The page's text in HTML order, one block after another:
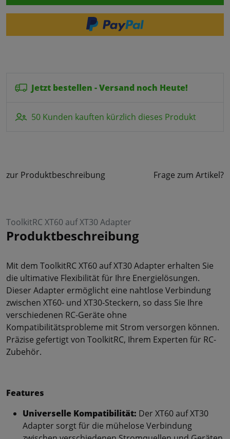
Jetzt bestellen - Versand noch Heute!
50 Kunden kauften kürzlich dieses Produkt
zur Produktbeschreibung Frage zum Artikel?
ToolkitRC XT60 auf XT30 Adapter
Produktbeschreibung
Mit dem ToolkitRC XT60 auf XT30 Adapter erhalten Sie
die ultimative Flexibilität für Ihre Energielösungen.
Dieser Adapter ermöglicht eine nahtlose Verbindung
zwischen XT60- und XT30-Steckern, so dass Sie Ihre
verschiedenen RC-Geräte ohne
Kompatibilitätsprobleme mit Strom versorgen können.
Präzise gefertigt von ToolkitRC, Ihrem Experten für RC-
Zubehör.
Features
Universelle Kompatibilität: Der XT60 auf XT30
Adapter sorgt für die mühelose Verbindung